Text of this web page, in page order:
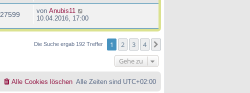
27599 von Anubis11
10.04.2016, 17:00
Die Suche ergab 192 Treffer 1 2 3 4
Gehe zu
Alle Zeiten sind UTC+02:00
Alle Cookies löschen